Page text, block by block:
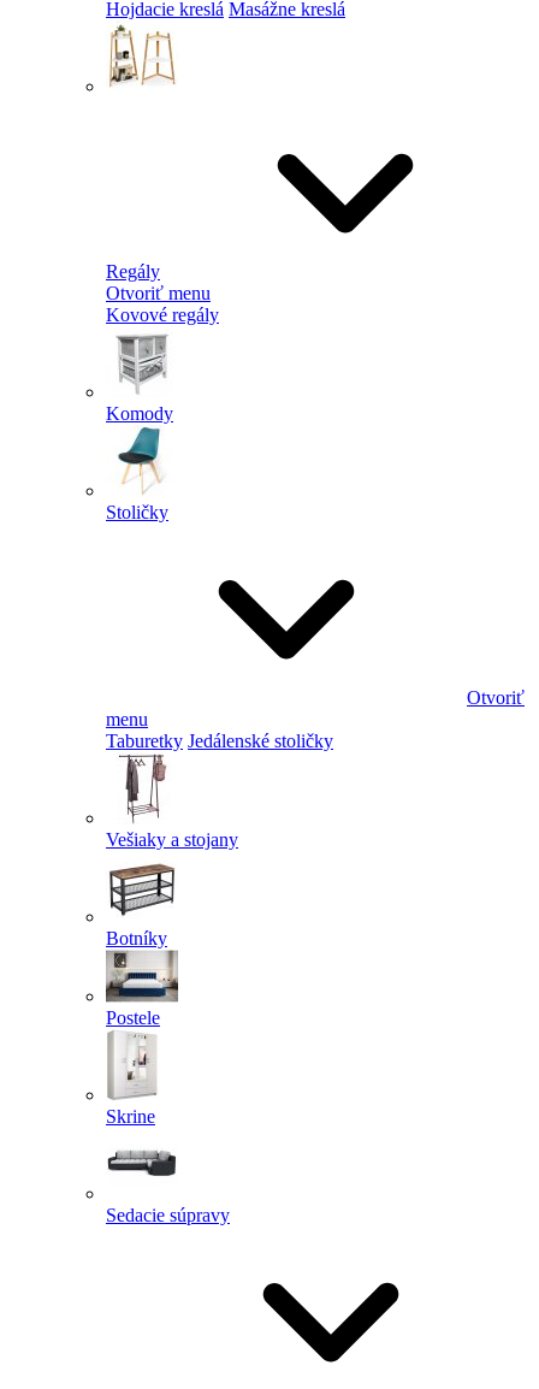
Hojdacie kreslá Masážne kreslá
Regály
Otvoriť menu
Kovové regály
Komody
Stoličky
Otvoriť
menu
Taburetky Jedálenské stoličky
Vešiaky a stojany
Botníky
Postele
Skrine
Sedacie súpravy